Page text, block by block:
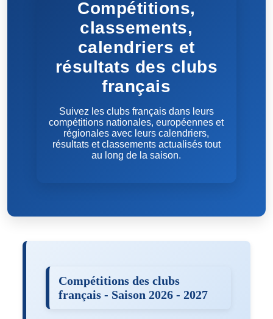
Compétitions,
classements,
calendriers et
résultats des clubs
français
Suivez les clubs français dans leurs
compétitions nationales, européennes et
régionales avec leurs calendriers,
résultats et classements actualisés tout
au long de la saison.
Compétitions des clubs
français - Saison 2026 - 2027